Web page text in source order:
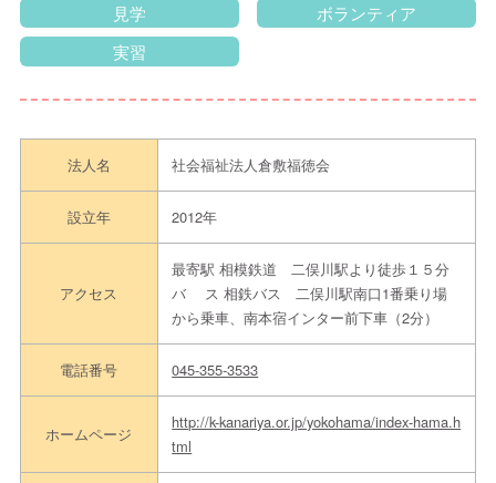
見学
ボランティア
実習
法人名 社会福祉法人倉敷福徳会
設立年 2012年
アクセス
最寄駅 相模鉄道 二俣川駅より徒歩１５分
バ ス 相鉄バス 二俣川駅南口1番乗り場
から乗車、南本宿インター前下車（2分）
電話番号 045-355-3533
ホームページ
http://k-kanariya.or.jp/yokohama/index-hama.h
tml